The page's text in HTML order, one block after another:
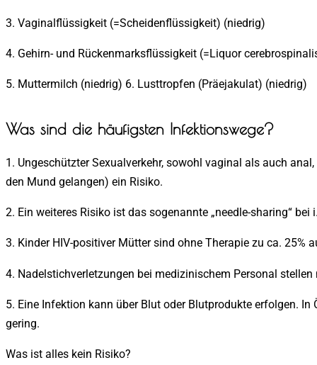
3. Vaginalflüssigkeit (=Scheidenflüssigkeit) (niedrig)
4. Gehirn- und Rückenmarksflüssigkeit (=Liquor
5. Muttermilch (niedrig) 6. Lusttropfen (Präejakulat) (niedrig)
Was sind die häufigsten Infektionswege?
1. Ungeschützter Sexualverkehr, sowohl vaginal als auch
den Mund gelangen) ein Risiko.
2. Ein weiteres Risiko ist das sogenannte „needle-sharing“
3. Kinder HIV-positiver Mütter sind ohne Therapie zu ca. 25%
4. Nadelstichverletzungen bei medizinischem Personal
5. Eine Infektion kann über Blut oder Blutprodukte erfolgen.
gering.
Was ist alles kein Risiko?